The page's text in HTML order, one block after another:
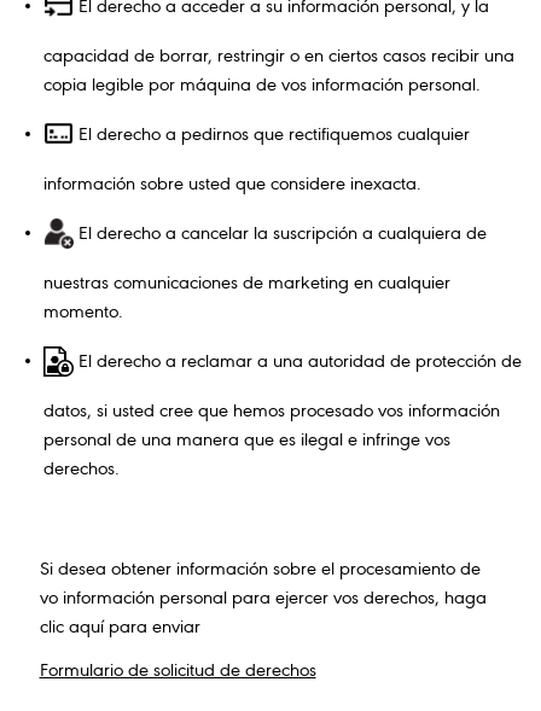
El derecho a acceder a su información personal, y la
capacidad de borrar, restringir o en ciertos casos recibir una
copia legible por máquina de vos información personal.
El derecho a pedirnos que rectifiquemos cualquier
información sobre usted que considere inexacta.
El derecho a cancelar la suscripción a cualquiera de
nuestras comunicaciones de marketing en cualquier
momento.
El derecho a reclamar a una autoridad de protección de
datos, si usted cree que hemos procesado vos información
personal de una manera que es ilegal e infringe vos
derechos.
Si desea obtener información sobre el procesamiento de
vo información personal para ejercer vos derechos, haga
clic aquí para enviar
Formulario de solicitud de derechos